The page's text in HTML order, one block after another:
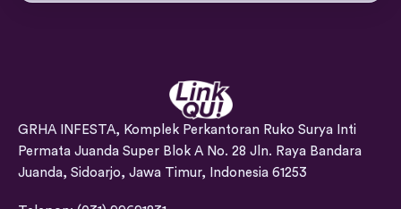
GRHA INFESTA, Komplek Perkantoran Ruko Surya Inti
Permata Juanda Super Blok A No. 28 Jln. Raya Bandara
Juanda, Sidoarjo, Jawa Timur, Indonesia 61253